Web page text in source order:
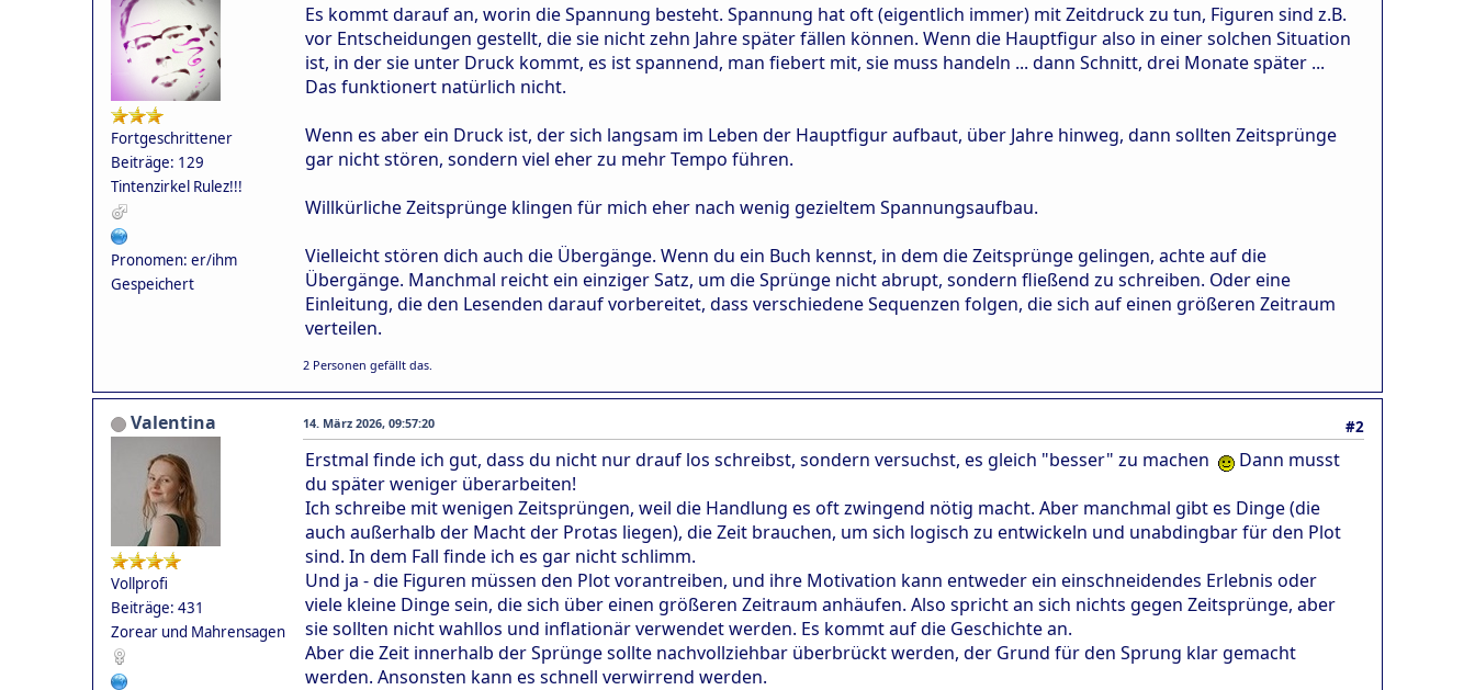
Fortgeschrittener
Beiträge: 129
Tintenzirkel Rulez!!!
Pronomen: er/ihm
Gespeichert
Es kommt darauf an, worin die Spannung besteht. Spannung hat oft (eigentlich immer) mit Zeitdruck zu tun, Figuren sind z.B.
vor Entscheidungen gestellt, die sie nicht zehn Jahre später fällen können. Wenn die Hauptfigur also in einer solchen Situation
ist, in der sie unter Druck kommt, es ist spannend, man fiebert mit, sie muss handeln ... dann Schnitt, drei Monate später ...
Das funktionert natürlich nicht.
Wenn es aber ein Druck ist, der sich langsam im Leben der Hauptfigur aufbaut, über Jahre hinweg, dann sollten Zeitsprünge
gar nicht stören, sondern viel eher zu mehr Tempo führen.
Willkürliche Zeitsprünge klingen für mich eher nach wenig gezieltem Spannungsaufbau.
Vielleicht stören dich auch die Übergänge. Wenn du ein Buch kennst, in dem die Zeitsprünge gelingen, achte auf die
Übergänge. Manchmal reicht ein einziger Satz, um die Sprünge nicht abrupt, sondern fließend zu schreiben. Oder eine
Einleitung, die den Lesenden darauf vorbereitet, dass verschiedene Sequenzen folgen, die sich auf einen größeren Zeitraum
verteilen.
2 Personen gefällt das.
Valentina
Vollprofi
Beiträge: 431
Zorear und Mahrensagen
#2
14. März 2026, 09:57:20
Erstmal finde ich gut, dass du nicht nur drauf los schreibst, sondern versuchst, es gleich "besser" zu machen
Dann musst
du später weniger überarbeiten!
Ich schreibe mit wenigen Zeitsprüngen, weil die Handlung es oft zwingend nötig macht. Aber manchmal gibt es Dinge (die
auch außerhalb der Macht der Protas liegen), die Zeit brauchen, um sich logisch zu entwickeln und unabdingbar für den Plot
sind. In dem Fall finde ich es gar nicht schlimm.
Und ja - die Figuren müssen den Plot vorantreiben, und ihre Motivation kann entweder ein einschneidendes Erlebnis oder
viele kleine Dinge sein, die sich über einen größeren Zeitraum anhäufen. Also spricht an sich nichts gegen Zeitsprünge, aber
sie sollten nicht wahllos und inflationär verwendet werden. Es kommt auf die Geschichte an.
Aber die Zeit innerhalb der Sprünge sollte nachvollziehbar überbrückt werden, der Grund für den Sprung klar gemacht
werden. Ansonsten kann es schnell verwirrend werden.